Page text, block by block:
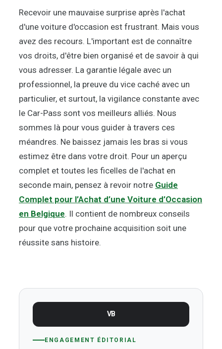
Recevoir une mauvaise surprise après l'achat
d'une voiture d'occasion est frustrant. Mais vous
avez des recours. L'important est de connaître
vos droits, d'être bien organisé et de savoir à qui
vous adresser. La garantie légale avec un
professionnel, la preuve du vice caché avec un
particulier, et surtout, la vigilance constante avec
le Car-Pass sont vos meilleurs alliés. Nous
sommes là pour vous guider à travers ces
méandres. Ne baissez jamais les bras si vous
estimez être dans votre droit. Pour un aperçu
complet et toutes les ficelles de l'achat en
seconde main, pensez à revoir notre Guide
Complet pour l’Achat d’une Voiture d’Occasion
en Belgique. Il contient de nombreux conseils
pour que votre prochaine acquisition soit une
réussite sans histoire.
VB
ENGAGEMENT ÉDITORIAL